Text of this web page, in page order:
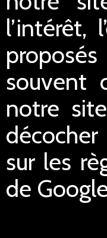
l’intérêt,
souvent
notre
sur les
de